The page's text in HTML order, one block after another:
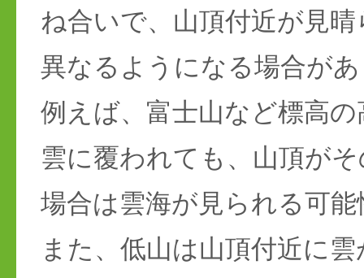
ね合いで、山頂付近が見
異なるようになる場合が
例えば、富士山など標高
雲に覆われても、山頂が
場合は雲海が見られる可
また、低山は山頂付近に